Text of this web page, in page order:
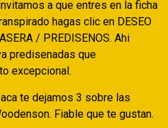
a que entres en la ficha
hagas clic en DESEO
/ PREDISENOS. Ahi
predisenadas que
excepcional.
te dejamos 3 sobre las
Fiable que te gustan.